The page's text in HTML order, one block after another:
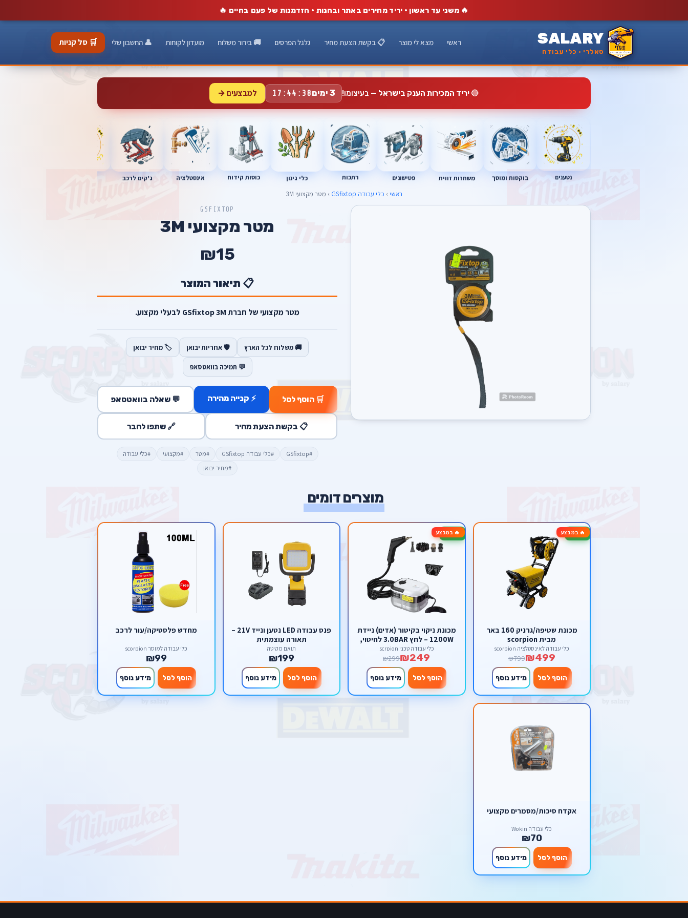
🔥 משני עד ראשון · יריד מחירים באתר ובחנות · הזדמנות של פעם בחיים 🔥
SALARY
סאלרי · כלי עבודה
ראשי מצא לי מוצר 📋 בקשת הצעת מחיר גלגל הפרסים 🚚 בירור משלוח מועדון לקוחות 👤 החשבון שלי 🛒 סל קניות
🔴יריד המכירות הענק בישראל — בעיצומו! 3 ימים 17:44:38 למבצעים →
נטענים בוקסות ומוסך משחזות זווית פטישונים רתכות כלי גינון כוסות קידוח אינסטלציה ג'קים לרכב
ראשי › כלי עבודה GSfixtop › מטר מקצועי 3M
GSFIXTOP
מטר מקצועי 3M
₪15
📋 תיאור המוצר
מטר מקצועי של חברת GSfixtop 3M לבעלי מקצוע.
🚚 משלוח לכל הארץ 🛡️ אחריות יבואן 🏷️ מחיר יבואן
💬 תמיכה בוואטסאפ
🛒 הוסף לסל ⚡ קנייה מהירה 💬 שאלה בוואטסאפ
📋 בקשת הצעת מחיר 🔗 שתפו לחבר
#GSfixtop #כלי עבודה GSfixtop #מטר #מקצועי
#כלי עבודה
#מחיר יבואן
מוצרים דומים
🔥 במבצע-38%
מכונת שטיפה/גרניק 160 באר
מבית scorpion
כלי עבודה לאינסטלציה scorpion
₪499
₪799
הוסף לסל מידע נוסף
🔥 במבצע-17%
מכונת ניקוי בקיטור (אדים) ניידת
1200W – לחץ 3.0BAR לחיטוי,
הסרת שומנים וניקוי עמוק
כלי עבודה טכני scrpion
₪249
₪299
הוסף לסל מידע נוסף
פנס עבודה LED נטען ונייד 21V –
תאורה עוצמתית
תואם מקיטה
₪199
הוסף לסל מידע נוסף
מחדש פלסטיקה/עור לרכב
כלי עבודה למוסך scorpion
₪99
הוסף לסל מידע נוסף
אקדח סיכות/מסמרים מקצועי
כלי עבודה Wokin
₪70
הוסף לסל מידע נוסף